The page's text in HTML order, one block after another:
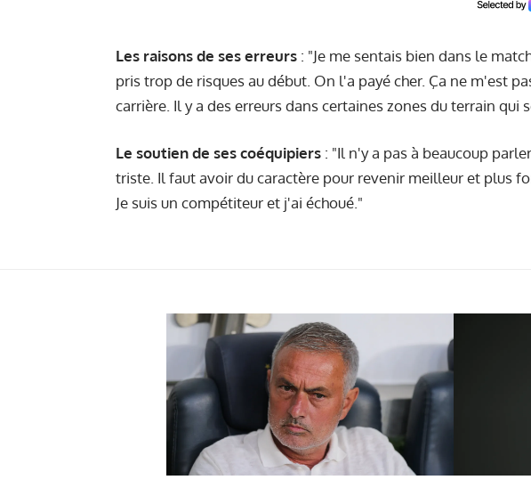
Les raisons de ses erreurs : "Je me sentais bien dans le
pris trop de risques au début. On l'a payé cher. Ça ne m'est
carrière. Il y a des erreurs dans certaines zones du terrain qui
Le soutien de ses coéquipiers : "Il n'y a pas à beaucoup
triste. Il faut avoir du caractère pour revenir meilleur et plus
Je suis un compétiteur et j'ai échoué."